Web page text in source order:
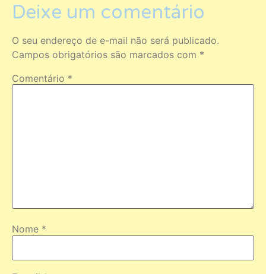
Deixe um comentário
O seu endereço de e-mail não será publicado.
Campos obrigatórios são marcados com *
Comentário *
Nome *